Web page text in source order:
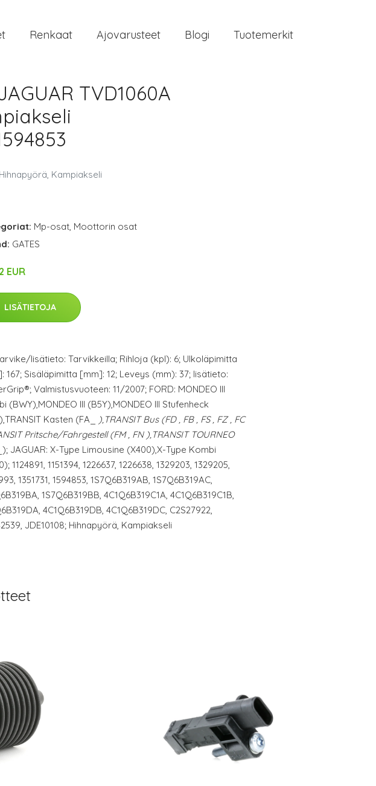
Renkaat Ajovarusteet Blogi Tuotemerkit
TVD1060A
Hihnapyörä, Kampiakseli
Mp-osat, Moottorin osat
GATES
EUR
LISÄTIETOJA
lisätieto: Tarvikkeilla; Rihloja (kpl): 6; Ulkoläpimitta
167; Sisäläpimitta [mm]: 12; Leveys (mm): 37; lisätieto:
Valmistusvuoteen: 11/2007; FORD: MONDEO III
(BWY),MONDEO III (B5Y),MONDEO III Stufenheck
Kasten (FA_
),TRANSIT Bus (FD , FB , FS , FZ , FC
Pritsche/Fahrgestell (FM , FN ),TRANSIT TOURNEO
JAGUAR: X-Type Limousine (X400),X-Type Kombi
1124891, 1151394, 1226637, 1226638, 1329203, 1329205,
1351731, 1594853, 1S7Q6B319AB, 1S7Q6B319AC,
1S7Q6B319BB, 4C1Q6B319C1A, 4C1Q6B319C1B,
4C1Q6B319DB, 4C1Q6B319DC, C2S27922,
JDE10108; Hihnapyörä, Kampiakseli